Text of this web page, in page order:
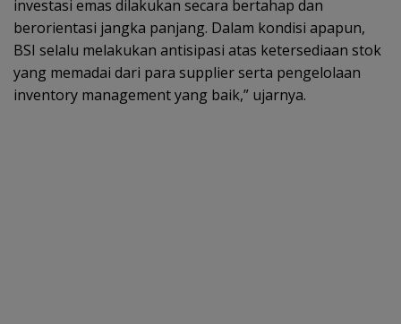
investasi emas dilakukan secara bertahap dan
berorientasi jangka panjang. Dalam kondisi apapun,
BSI selalu melakukan antisipasi atas ketersediaan stok
yang memadai dari para supplier serta pengelolaan
inventory management yang baik,” ujarnya.